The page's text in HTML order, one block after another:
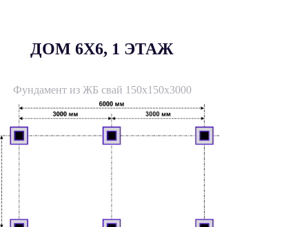
ДОМ 6X6, 1 ЭТАЖ
Фундамент из ЖБ свай 150х150х3000